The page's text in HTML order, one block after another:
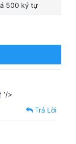
500 ký tự
'/>
Trả Lời